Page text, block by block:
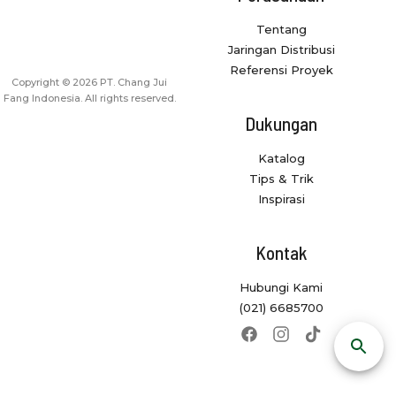
Tentang
Jaringan Distribusi
Referensi Proyek
Dukungan
Katalog
Tips & Trik
Inspirasi
Kontak
Hubungi Kami
(021) 6685700
Copyright © 2026 PT. Chang Jui
Fang Indonesia. All rights reserved.